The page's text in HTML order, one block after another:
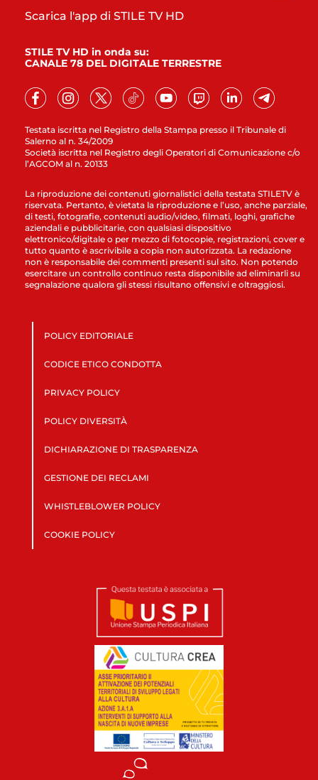
Testata iscritta nel Registro della Stampa presso il Tribunale di
Salerno al n. 34/2009
Società iscritta nel Registro degli Operatori di Comunicazione c/o
l’AGCOM al n. 20133
Scarica l'app di STILE TV HD
STILE TV HD in onda su:
CANALE 78 DEL DIGITALE TERRESTRE
La riproduzione dei contenuti giornalistici della testata STILETV è
riservata. Pertanto, è vietata la riproduzione e l’uso, anche parziale,
di testi, fotografie, contenuti audio/video, filmati, loghi, grafiche
aziendali e pubblicitarie, con qualsiasi dispositivo
elettronico/digitale o per mezzo di fotocopie, registrazioni, cover e
tutto quanto è ascrivibile a copia non autorizzata. La redazione
non è responsabile dei commenti presenti sul sito. Non potendo
esercitare un controllo continuo resta disponibile ad eliminarli su
segnalazione qualora gli stessi risultano offensivi e oltraggiosi.
POLICY EDITORIALE
CODICE ETICO CONDOTTA
PRIVACY POLICY
POLICY DIVERSITÀ
DICHIARAZIONE DI TRASPARENZA
GESTIONE DEI RECLAMI
WHISTLEBLOWER POLICY
COOKIE POLICY